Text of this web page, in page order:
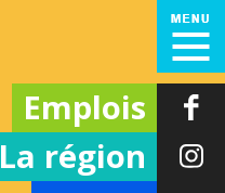
Emplois
La région